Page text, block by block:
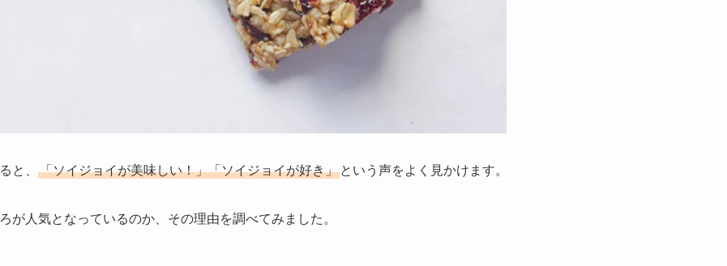
と、 「ソイジョイが美味しい！」「ソイジョイが好き」 という声をよく見かけます。
が人気となっているのか、その理由を調べてみました。